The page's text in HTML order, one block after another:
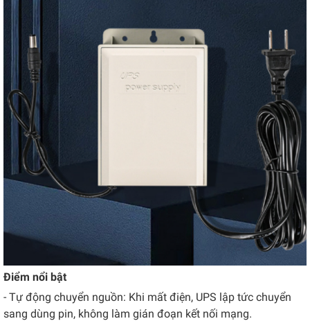
Điểm nổi bật
- Tự động chuyển nguồn: Khi mất điện, UPS lập tức chuyển
sang dùng pin, không làm gián đoạn kết nối mạng.